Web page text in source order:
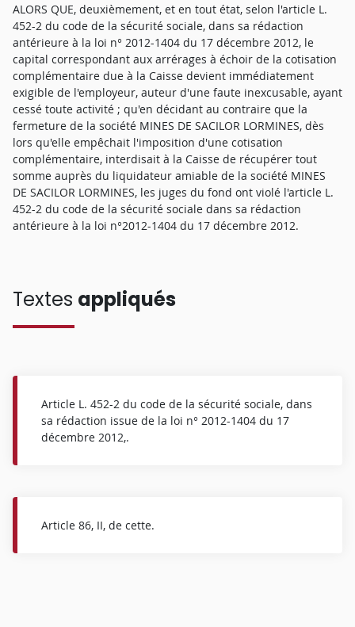
ALORS QUE, deuxièmement, et en tout état, selon l'article L.
452-2 du code de la sécurité sociale, dans sa rédaction
antérieure à la loi n° 2012-1404 du 17 décembre 2012, le
capital correspondant aux arrérages à échoir de la cotisation
complémentaire due à la Caisse devient immédiatement
exigible de l'employeur, auteur d'une faute inexcusable, ayant
cessé toute activité ; qu'en décidant au contraire que la
fermeture de la société MINES DE SACILOR LORMINES, dès
lors qu'elle empêchait l'imposition d'une cotisation
complémentaire, interdisait à la Caisse de récupérer tout
somme auprès du liquidateur amiable de la société MINES
DE SACILOR LORMINES, les juges du fond ont violé l'article L.
452-2 du code de la sécurité sociale dans sa rédaction
antérieure à la loi n°2012-1404 du 17 décembre 2012.
Textes appliqués
Article L. 452-2 du code de la sécurité sociale, dans
sa rédaction issue de la loi n° 2012-1404 du 17
décembre 2012,.
Article 86, II, de cette.